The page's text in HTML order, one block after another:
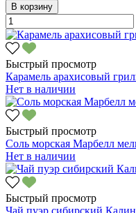
В корзину
Быстрый просмотр
Карамель арахисовый
Нет в наличии
Быстрый просмотр
Соль морская Марбелл
Нет в наличии
Быстрый просмотр
Чай пуэр сибирский